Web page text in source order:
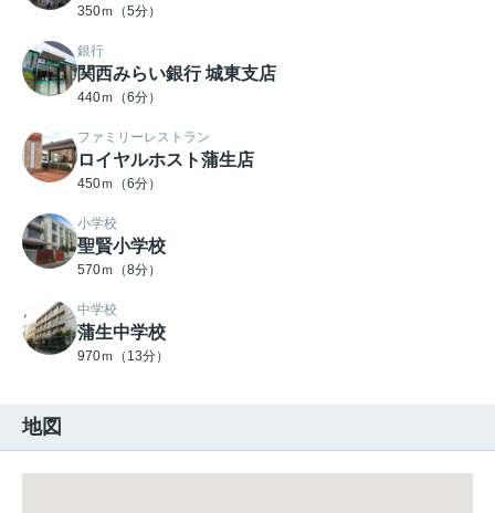
350ｍ（5分）
銀行
関西みらい銀行 城東支店
440ｍ（6分）
ファミリーレストラン
ロイヤルホスト蒲生店
450ｍ（6分）
小学校
聖賢小学校
570ｍ（8分）
中学校
蒲生中学校
970ｍ（13分）
地図